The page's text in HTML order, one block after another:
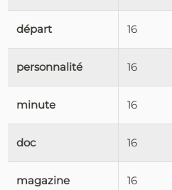
départ 16
personnalité 16
minute 16
doc 16
magazine 16